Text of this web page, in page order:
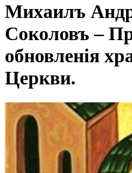
Михаилъ
Соколовъ –
обновленія
Церкви.